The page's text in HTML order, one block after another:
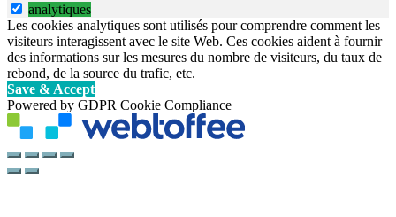
analytiques
Les cookies analytiques sont utilisés pour comprendre comment les
visiteurs interagissent avec le site Web. Ces cookies aident à fournir
des informations sur les mesures du nombre de visiteurs, du taux de
rebond, de la source du trafic, etc.
Save & Accept
Powered by GDPR Cookie Compliance